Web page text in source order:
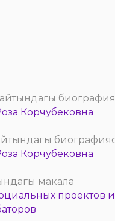
Корчубековна
Корчубековна
макала
проектов